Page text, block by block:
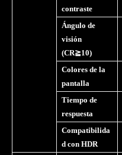
contraste
Ángulo de
visión
(CR≧10)
Colores de la
pantalla
Tiempo de
respuesta
Compatibilida
d con HDR